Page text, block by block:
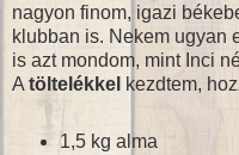
nagyon finom, igazi
klubban is. Nekem ugyan
is azt mondom, mint Inci
A töltelékkel kezdtem,
1,5 kg alma